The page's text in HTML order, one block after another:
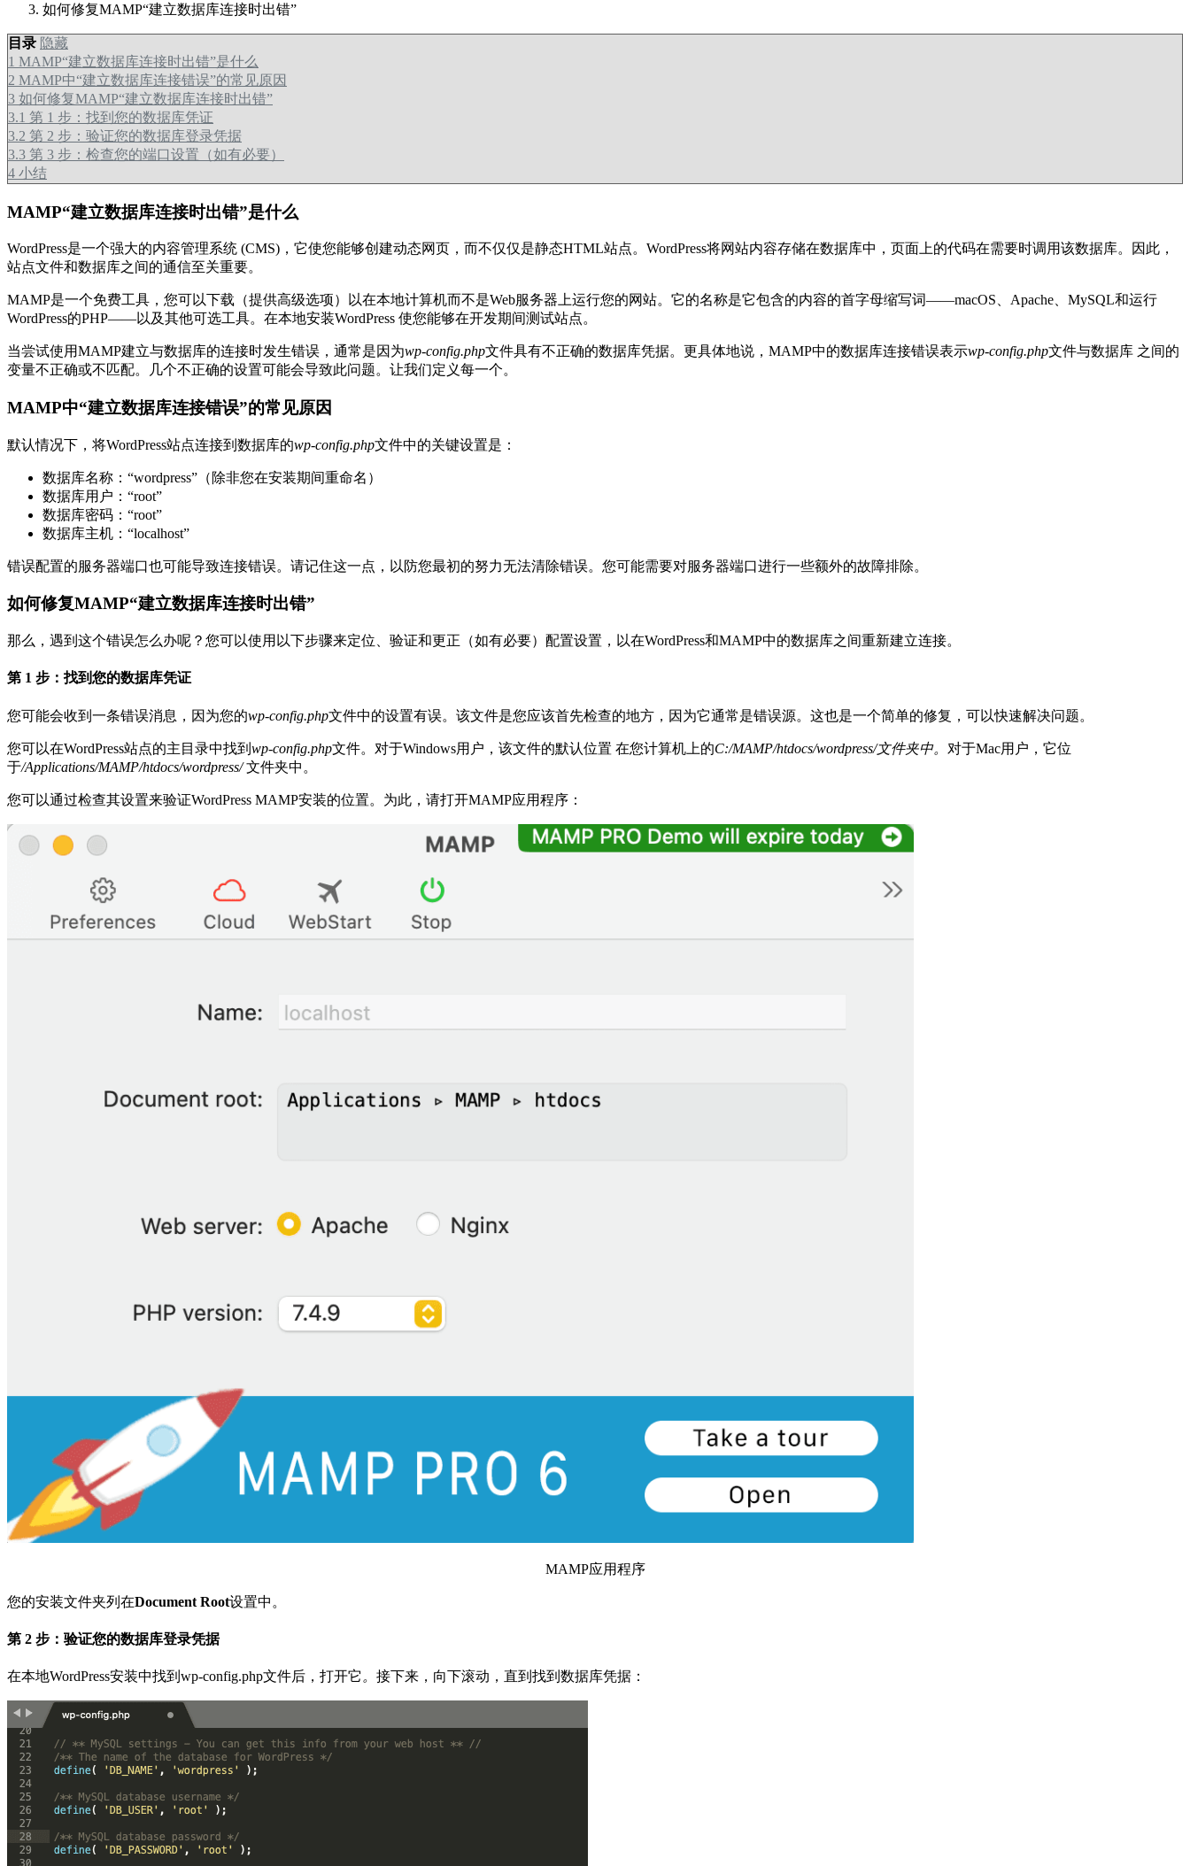
如何修复MAMP“建立数据库连接时出错”
目录 隐藏
1 MAMP“建立数据库连接时出错”是什么
2 MAMP中“建立数据库连接错误”的常见原因
3 如何修复MAMP“建立数据库连接时出错”
3.1 第 1 步：找到您的数据库凭证
3.2 第 2 步：验证您的数据库登录凭据
3.3 第 3 步：检查您的端口设置（如有必要）
4 小结
MAMP“建立数据库连接时出错”是什么
WordPress是一个强大的内容管理系统 (CMS)，它使您能够创建动态网页，而不仅仅是静态HTML站点。WordPress将网站内容存储在数据库中，页面上的代码在需要时调用该数据库。因此，
站点文件和数据库之间的通信至关重要。
MAMP是一个免费工具，您可以下载（提供高级选项）以在本地计算机而不是Web服务器上运行您的网站。它的名称是它包含的内容的首字母缩写词——macOS、Apache、MySQL和运行
WordPress的PHP——以及其他可选工具。在本地安装WordPress 使您能够在开发期间测试站点。
当尝试使用MAMP建立与数据库的连接时发生错误，通常是因为wp-config.php文件具有不正确的数据库凭据。更具体地说，MAMP中的数据库连接错误表示wp-config.php文件与数据库 之间的
变量不正确或不匹配。几个不正确的设置可能会导致此问题。让我们定义每一个。
MAMP中“建立数据库连接错误”的常见原因
默认情况下，将WordPress站点连接到数据库的wp-config.php文件中的关键设置是：
数据库名称：“wordpress”（除非您在安装期间重命名）
数据库用户：“root”
数据库密码：“root”
数据库主机：“localhost”
错误配置的服务器端口也可能导致连接错误。请记住这一点，以防您最初的努力无法清除错误。您可能需要对服务器端口进行一些额外的故障排除。
如何修复MAMP“建立数据库连接时出错”
那么，遇到这个错误怎么办呢？您可以使用以下步骤来定位、验证和更正（如有必要）配置设置，以在WordPress和MAMP中的数据库之间重新建立连接。
第 1 步：找到您的数据库凭证
您可能会收到一条错误消息，因为您的wp-config.php文件中的设置有误。该文件是您应该首先检查的地方，因为它通常是错误源。这也是一个简单的修复，可以快速解决问题。
您可以在WordPress站点的主目录中找到 wp-config.php文件。对于Windows用户，该文件的默认位置 在您计算机上的C:/MAMP/htdocs/wordpress/文件夹中。 对于Mac用户，它位
于/Applications/MAMP/htdocs/wordpress/文件夹中。
您可以通过检查其设置来验证WordPress MAMP安装的位置。为此，请打开MAMP应用程序：
MAMP应用程序
您的安装文件夹列在Document Root设置中。
第 2 步：验证您的数据库登录凭据
在本地WordPress安装中找到wp-config.php文件后，打开它 。 接下来，向下滚动，直到找到数据库凭据：